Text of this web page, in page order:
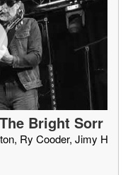
Bright Sorr
Ry Cooder, Jimy H